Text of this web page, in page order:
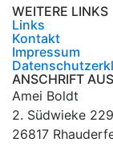
WEITERE LINKS
Links
Kontakt
Impressum
ANSCHRIFT
Amei Boldt
2. Südwieke 229
26817